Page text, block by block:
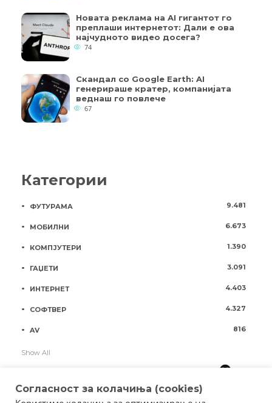
Новата реклама на AI гигантот го
преплаши интернетот: Дали е ова
најчудното видео досега?
74
Скандал со Google Earth: AI
генерираше кратер, компанијата
веднаш го повлече
67
Категории
ФУТУРАМА 9.481
МОБИЛНИ 6.673
КОМПЈУТЕРИ 1.390
ГАЏЕТИ 3.091
ИНТЕРНЕТ 4.403
СОФТВЕР 4.327
AV 816
Show All
Согласност за колачиња (cookies)